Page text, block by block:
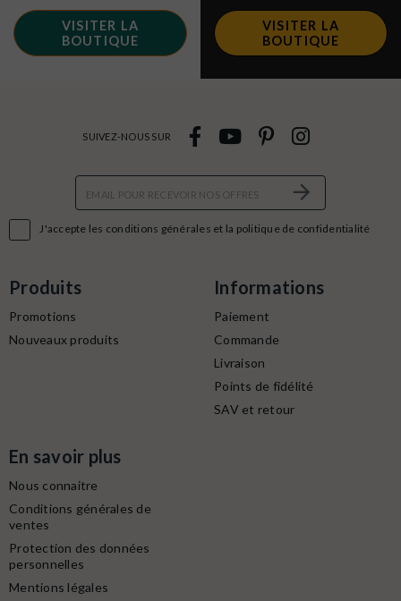
VISITER LA
BOUTIQUE
VISITER LA
BOUTIQUE
J'accepte les conditions générales et la politique de confidentialité
SUIVEZ-NOUS SUR
Produits
Promotions
Nouveaux produits
Informations
Paiement
Commande
Livraison
Points de fidélité
SAV et retour
En savoir plus
Nous connaitre
Conditions générales de
ventes
Protection des données
personnelles
Mentions légales